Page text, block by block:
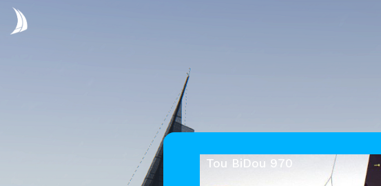
Tou BiDou 970